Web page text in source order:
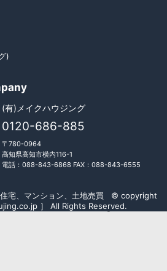
)
(有)メイクハウジング
0120-686-885
〒780-0964
高知県高知市横内116-1
電話：088-843-6868 FAX：088-843-6555
住宅、マンション、土地売買 © copyright
］ All Rights Reserved.
Fudousan Plugin Ver.5.7.0